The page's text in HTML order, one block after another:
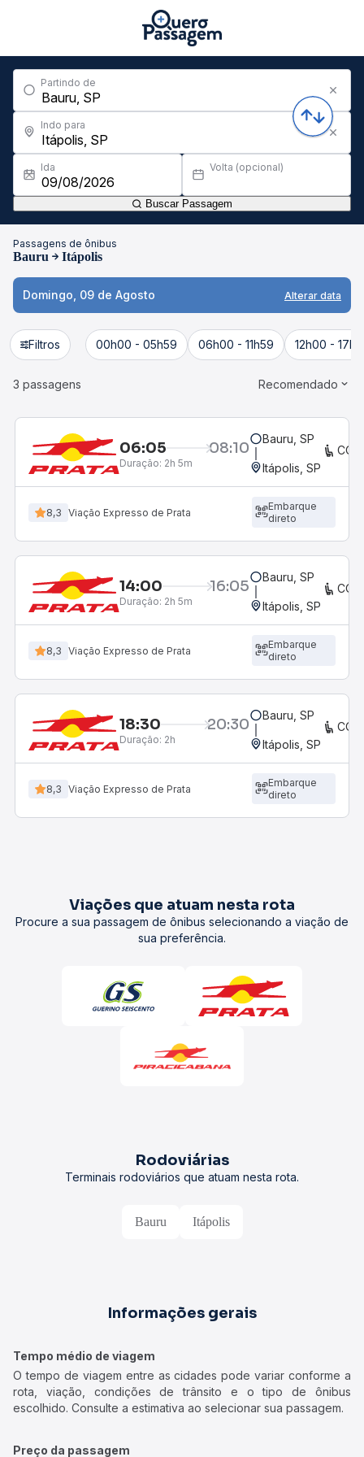
Partindo de
Indo para
Ida Volta (opcional)
Buscar Passagem
Passagens de ônibus
Bauru Itápolis
Domingo, 09 de Agosto Alterar data
Filtros 00h00 - 05h59 06h00 - 11h59 12h00 -
3 passagens Recomendado
06:05 08:10
Duração: 2h 5m
Bauru, SP
Itápolis, SP
8,3 Viação Expresso de Prata
Embarque
direto
14:00 16:05
Duração: 2h 5m
Bauru, SP
Itápolis, SP
8,3 Viação Expresso de Prata
Embarque
direto
18:30 20:30
Duração: 2h
Bauru, SP
Itápolis, SP
8,3 Viação Expresso de Prata
Embarque
direto
Viações que atuam nesta rota
Procure a sua passagem de ônibus selecionando a viação de
sua preferência.
Rodoviárias
Terminais rodoviários que atuam nesta rota.
Bauru Itápolis
Informações gerais
Tempo médio de viagem
O tempo de viagem entre as cidades pode variar conforme a
rota, viação, condições de trânsito e o tipo de ônibus
escolhido. Consulte a estimativa ao selecionar sua passagem.
Preço da passagem